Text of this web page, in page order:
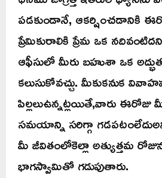
పడకుండానే, ఆకర్షించడానికి
ప్రేమికురాలికి ప్రేమ ఒక
ఆఫీసులో మీరు బహుశా ఒక
కలుసుకోవచ్చు. మీకుకనుక
పిల్లలుఉన్నట్లయితే,వారు
సమయాన్ని సరిగ్గా
మీ జీవితంలోకెల్లా అత్యుత్తమ
భాగస్వామితో గడుపుతారు.